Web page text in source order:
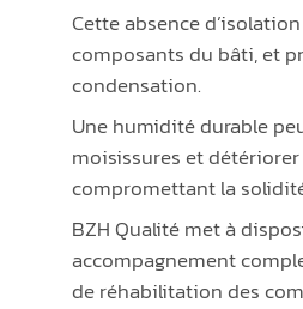
Cette absence
composants du bâti, et
condensation.
Une humidité durable
moisissures et
compromettant la
BZH Qualité met à
accompagnement
de réhabilitation des